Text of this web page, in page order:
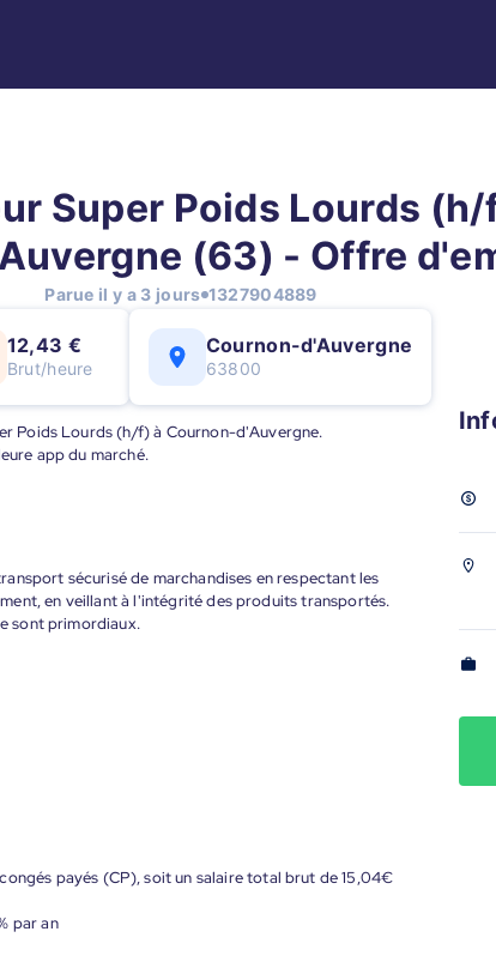
Super Poids Lourds (h/
(63) - Offre
Parue il y a 3 jours 1327904889
12,43 €
Brut/heure
Cournon-d'Auvergne
63800
Poids Lourds (h/f) à Cournon-d'Auvergne.
app du marché.
sécurisé de marchandises en respectant les
en veillant à l'intégrité des produits transportés.
sont primordiaux.
payés (CP), soit un salaire total brut de 15,04€
par an